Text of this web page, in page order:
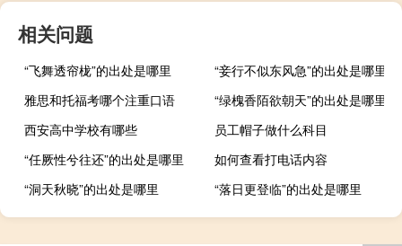
相关问题
“飞舞透帘栊”的出处是哪里
“妾行不似东风急”的出处是哪里
雅思和托福考哪个注重口语
“绿槐香陌欲朝天”的出处是哪里
西安高中学校有哪些
员工帽子做什么科目
“任厥性兮往还”的出处是哪里
如何查看打电话内容
“洞天秋晓”的出处是哪里
“落日更登临”的出处是哪里